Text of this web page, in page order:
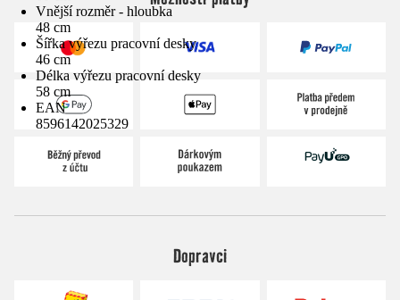
Vnější rozměr - hloubka
48 cm
Šířka výřezu pracovní desky
46 cm
Délka výřezu pracovní desky
58 cm
EAN
8596142025329
Dopravci